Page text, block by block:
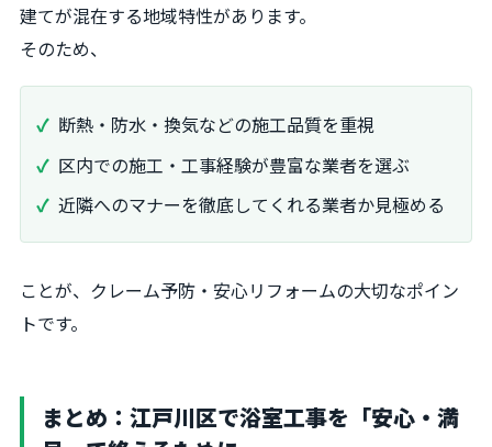
建てが混在する地域特性があります。
そのため、
断熱・防水・換気などの施工品質を重視
区内での施工・工事経験が豊富な業者を選ぶ
近隣へのマナーを徹底してくれる業者か見極める
ことが、クレーム予防・安心リフォームの大切なポイン
トです。
まとめ：江戸川区で浴室工事を「安心・満